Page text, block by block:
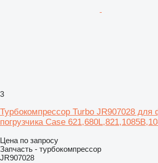
3
Турбокомпрессор Turbo JR907028 для
погрузчика Case
Цена по запросу
Запчасть - турбокомпрессор
JR907028